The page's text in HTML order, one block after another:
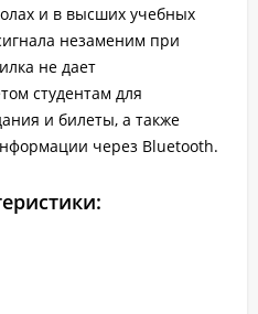
и в высших учебных
незаменим при
не дает
студентам для
и билеты, а также
через Bluetooth.